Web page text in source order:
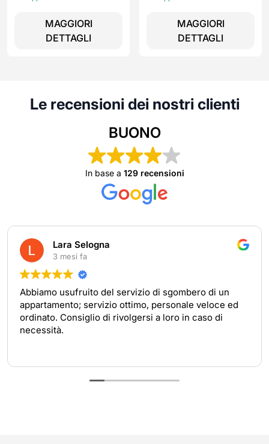
MAGGIORI
DETTAGLI
MAGGIORI
DETTAGLI
Le recensioni dei nostri clienti
BUONO
In base a 129 recensioni
Lara Selogna
3 mesi fa
Abbiamo usufruito del servizio di sgombero di un
appartamento; servizio ottimo, personale veloce ed
ordinato. Consiglio di rivolgersi a loro in caso di
necessità.